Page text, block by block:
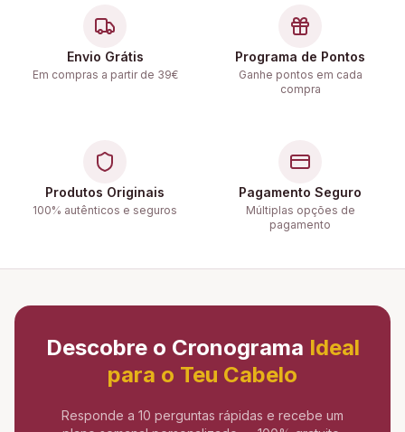
Envio Grátis
Em compras a partir de 39€
Programa de Pontos
Ganhe pontos em cada
compra
Produtos Originais
100% autênticos e seguros
Pagamento Seguro
Múltiplas opções de
pagamento
Descobre o Cronograma Ideal
para o Teu Cabelo
Responde a 10 perguntas rápidas e recebe um